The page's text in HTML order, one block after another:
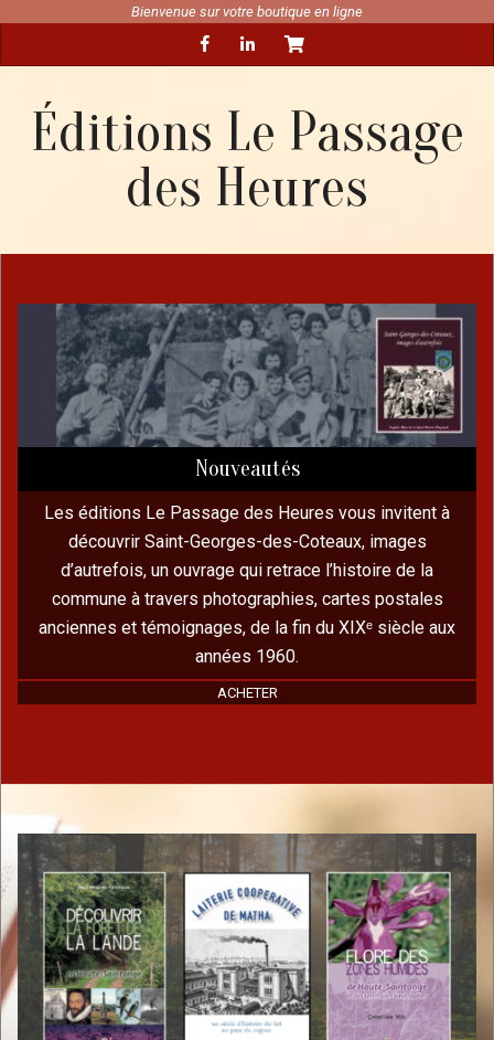
content
Bienvenue sur votre boutique en ligne
Navigation
Éditions Le Passage
des Heures
Nouveautés
Les éditions Le Passage des Heures vous invitent à
découvrir Saint-Georges-des-Coteaux, images
d’autrefois, un ouvrage qui retrace l’histoire de la
commune à travers photographies, cartes postales
anciennes et témoignages, de la fin du XIXᵉ siècle aux
années 1960.
ACHETER